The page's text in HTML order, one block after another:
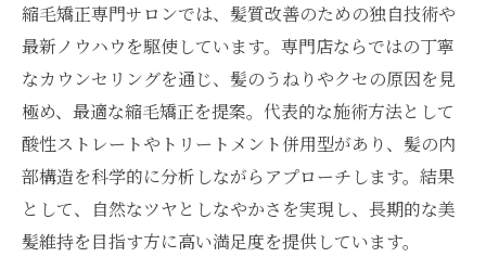
縮毛矯正専門サロンでは、髪質改善のための独自技術や
最新ノウハウを駆使しています。専門店ならではの丁寧
なカウンセリングを通じ、髪のうねりやクセの原因を見
極め、最適な縮毛矯正を提案。代表的な施術方法として
酸性ストレートやトリートメント併用型があり、髪の内
部構造を科学的に分析しながらアプローチします。結果
として、自然なツヤとしなやかさを実現し、長期的な美
髪維持を目指す方に高い満足度を提供しています。